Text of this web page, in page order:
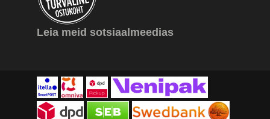
Leia meid sotsiaalmeedias